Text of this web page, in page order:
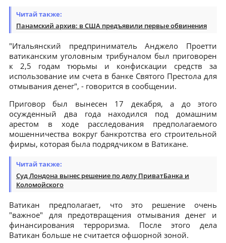
Читай также:
Панамский архив: в США предъявили первые обвинения
"Итальянский предприниматель Анджело Проетти
ватиканским уголовным трибуналом был приговорен
к 2,5 годам тюрьмы и конфискации средств за
использование им счета в банке Святого Престола для
отмывания денег", - говорится в сообщении.
Приговор был вынесен 17 декабря, а до этого
осужденный два года находился под домашним
арестом в ходе расследования предполагаемого
мошенничества вокруг банкротства его строительной
фирмы, которая была подрядчиком в Ватикане.
Читай также:
Суд Лондона вынес решение по делу ПриватБанка и
Коломойского
Ватикан предполагает, что это решение очень
"важное" для предотвращения отмывания денег и
финансирования терроризма. После этого дела
Ватикан больше не считается офшорной зоной.